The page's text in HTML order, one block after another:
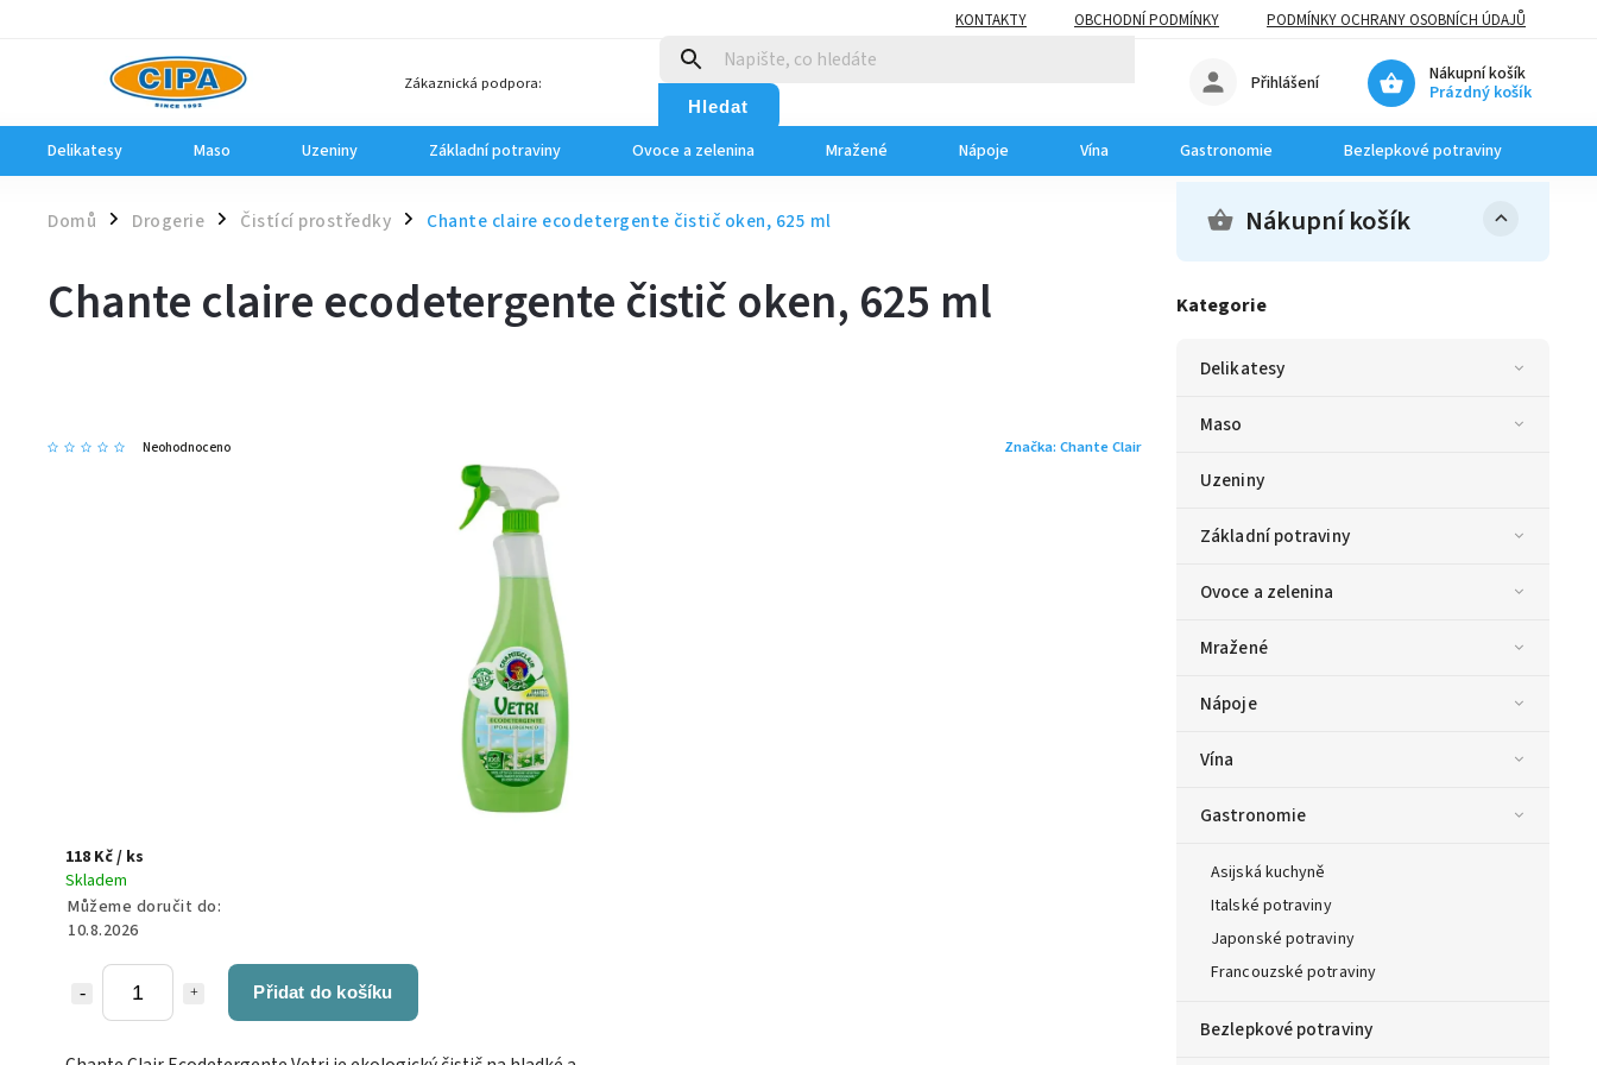
KONTAKTY OBCHODNÍ PODMÍNKY PODMÍNKY OCHRANY OSOBNÍCH ÚDAJŮ
Zákaznická podpora:
Hledat
Nákupní košík
Prázdný košík
Přihlášení
Delikatesy Maso Uzeniny Základní potraviny Ovoce a zelenina Mražené Nápoje Vína Gastronomie Bezlepkové potraviny
Domů / Drogerie / Čistící prostředky / Chante claire ecodetergente čistič oken, 625 ml Nákupní košík
Kategorie
Delikatesy
Maso
Uzeniny
Základní potraviny
Ovoce a zelenina
Mražené
Nápoje
Vína
Gastronomie
Asijská kuchyně
Italské potraviny
Japonské potraviny
Francouzské potraviny
Bezlepkové potraviny
Chante claire ecodetergente čistič oken, 625 ml
Neohodnoceno Značka: Chante Clair
118 Kč/ ks
Skladem
Můžeme doručit do:
10.8.2026
Přidat do košíku